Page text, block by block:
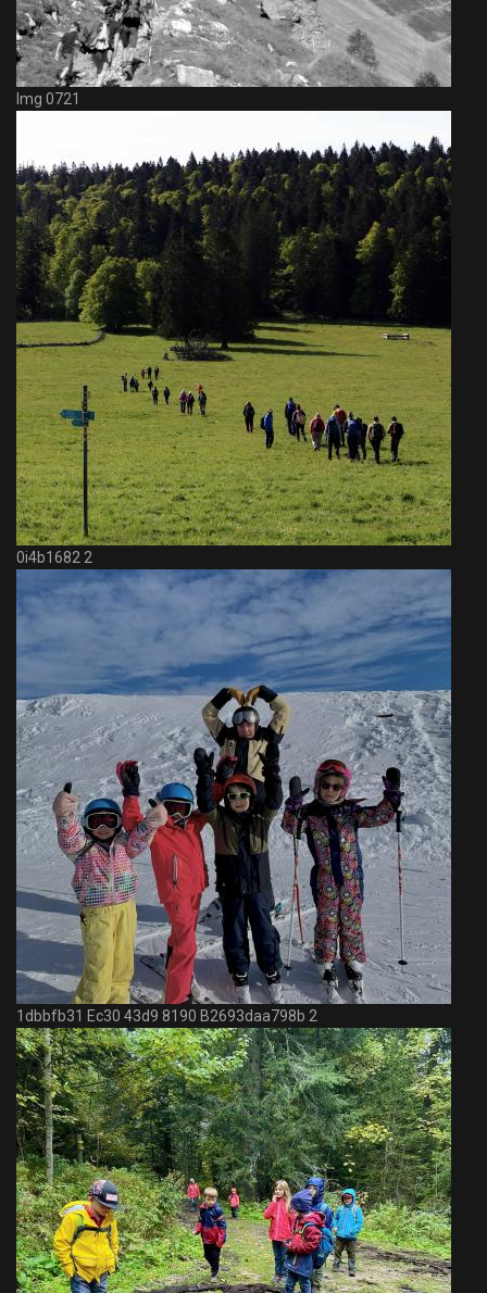
Img 0721
0i4b1682 2
1dbbfb31 Ec30 43d9 8190 B2693daa798b 2